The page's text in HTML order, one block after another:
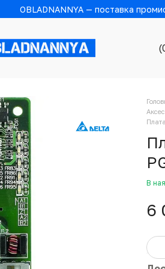
OBLADNANNYA — поставка
В
6